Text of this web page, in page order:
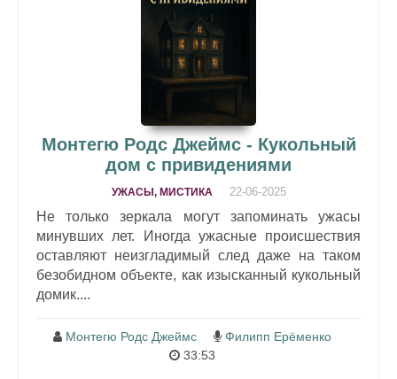
Монтегю Родс Джеймс - Кукольный
дом с привидениями
УЖАСЫ, МИСТИКА 22-06-2025
Не только зеркала могут запоминать ужасы
минувших лет. Иногда ужасные происшествия
оставляют неизгладимый след даже на таком
безобидном объекте, как изысканный кукольный
домик....
Монтегю Родс Джеймс
Филипп Ерёменко
33:53